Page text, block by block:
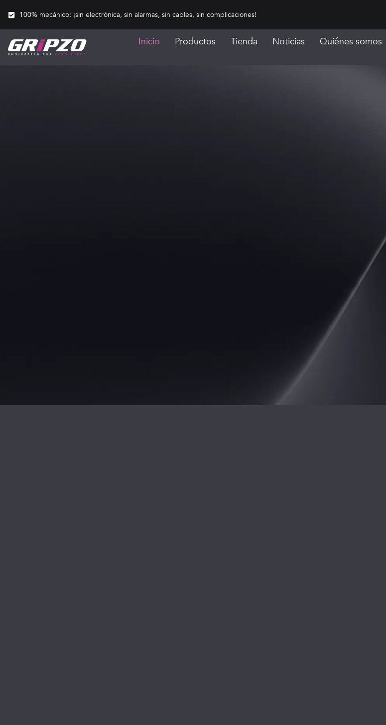
100% mecánico: ¡sin electrónica, sin alarmas, sin cables, sin complicaciones!
Inicio Productos Tienda Noticias Quiénes somos